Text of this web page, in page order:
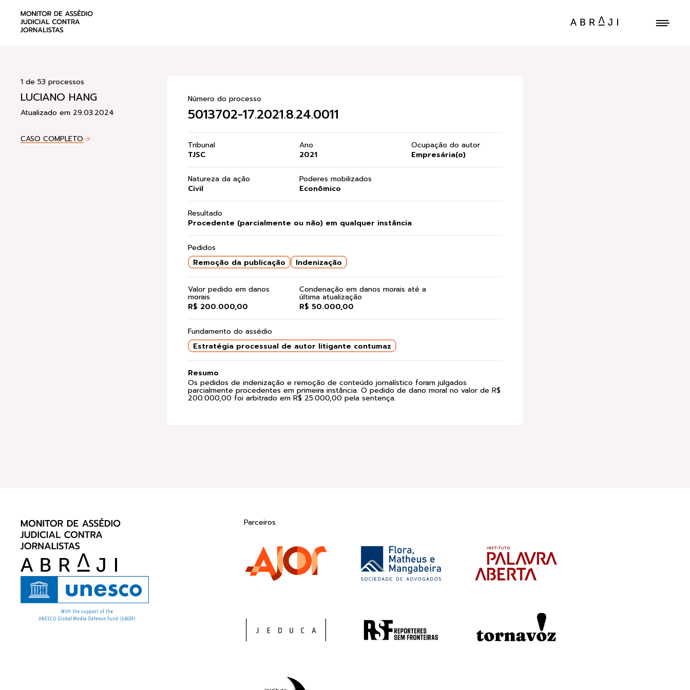
1 de 53 processos
LUCIANO HANG
Atualizado em 29.03.2024
CASO COMPLETO
Número do processo
5013702-17.2021.8.24.0011
Tribunal
TJSC
Ano
2021
Ocupação do autor
Empresária(o)
Natureza da ação
Civil
Poderes mobilizados
Econômico
Resultado
Procedente (parcialmente ou não) em qualquer instância
Pedidos
Remoção da publicação
Indenização
Valor pedido em danos
morais
R$ 200.000,00
Condenação em danos morais até a
última atualização
R$ 50.000,00
Fundamento do assédio
Estratégia processual de autor litigante contumaz
Resumo
Os pedidos de indenização e remoção de conteúdo jornalístico foram julgados
parcialmente procedentes em primeira instância. O pedido de dano moral no valor de R$
200.000,00 foi arbitrado em R$ 25.000,00 pela sentença.
Parceiros